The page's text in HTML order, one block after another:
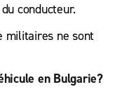
conducteur.
militaires ne sont
en Bulgarie?